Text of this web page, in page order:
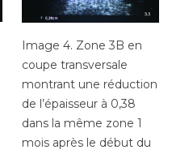
Image 4. Zone 3B en
coupe transversale
montrant une réduction
de l’épaisseur à 0,38
dans la même zone 1
mois après le début du